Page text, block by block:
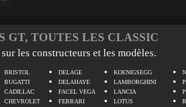
GT, TOUTES LES CLASSIC
les constructeurs et les modèles.
BRISTOL
BUGATTI
CADILLAC
CHEVROLET
DELAGE
DELAHAYE
FACEL VEGA
FERRARI
KOENIGSEGG
LAMBORGHINI
LANCIA
LOTUS